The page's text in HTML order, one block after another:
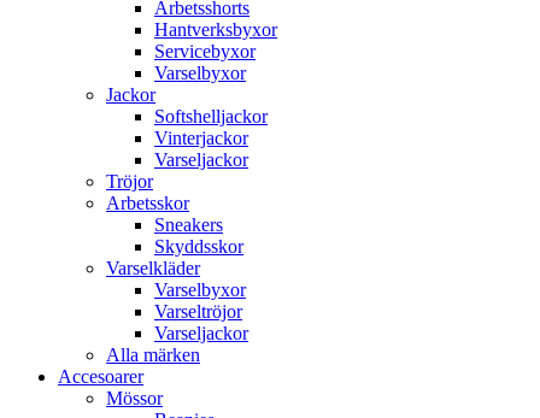
Arbetsshorts
Hantverksbyxor
Servicebyxor
Varselbyxor
Jackor
Softshelljackor
Vinterjackor
Varseljackor
Tröjor
Arbetsskor
Sneakers
Skyddsskor
Varselkläder
Varselbyxor
Varseltröjor
Varseljackor
Alla märken
Accesoarer
Mössor